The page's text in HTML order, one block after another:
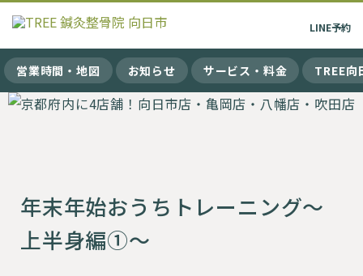
LINE予約
営業時間・地図 お知らせ サービス・料金 TREE向
年末年始おうちトレーニング〜
上半身編①〜